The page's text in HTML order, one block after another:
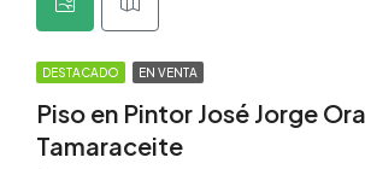
DESTACADO EN VENTA
Piso en Pintor José Jorge
Tamaraceite